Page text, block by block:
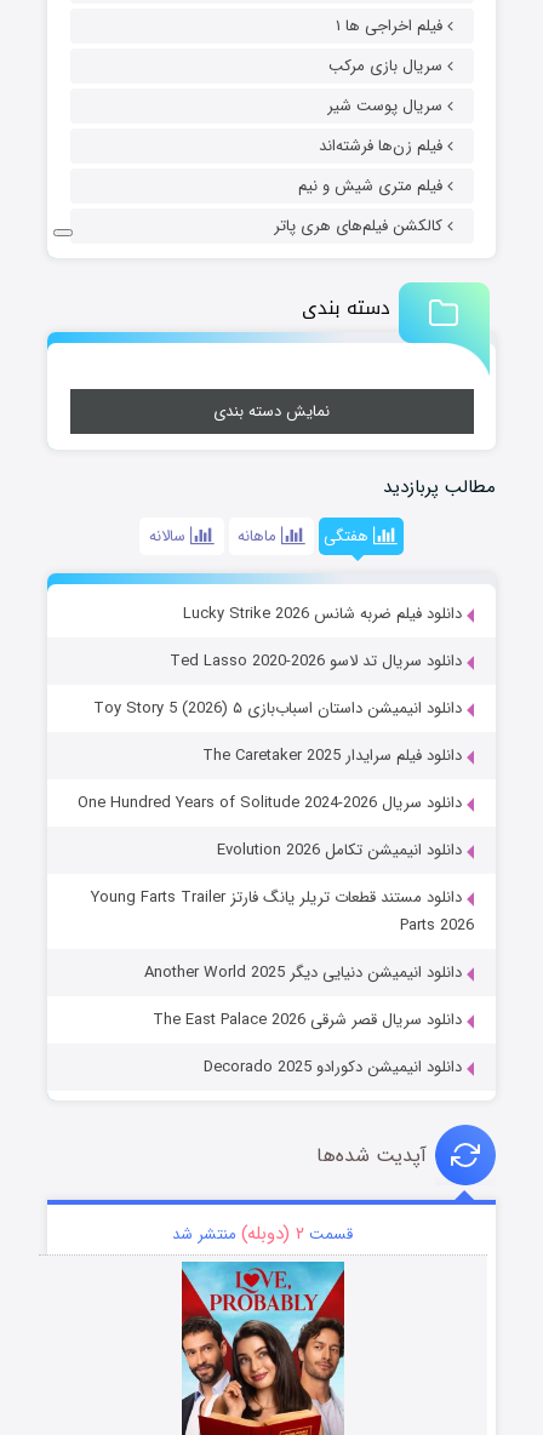
فیلم اخراجی ها ۱
سریال بازی مرکب
سریال پوست شیر
فیلم زن‌ها فرشته‌اند
فیلم متری شیش و نیم
کالکشن فیلم‌های هری پاتر
دسته بندی
نمایش دسته بندی
مطالب پربازدید
هفتگی ماهانه سالانه
دانلود فیلم ضربه شانس Lucky Strike 2026
دانلود سریال تد لاسو Ted Lasso 2020-2026
دانلود انیمیشن داستان اسباب‌بازی ۵ Toy Story 5 (2026)
دانلود فیلم سرایدار The Caretaker 2025
دانلود سریال One Hundred Years of Solitude 2024-2026
دانلود انیمیشن تکامل Evolution 2026
دانلود مستند قطعات تریلر یانگ فارتز Young Farts Trailer
Parts 2026
دانلود انیمیشن دنیایی دیگر Another World 2025
دانلود سریال قصر شرقی The East Palace 2026
دانلود انیمیشن دکورادو Decorado 2025
آپدیت شده‌ها
قسمت ۲ (دوبله) منتشر شد